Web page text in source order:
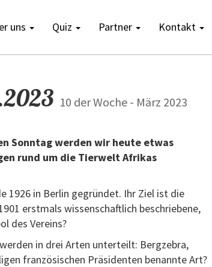
uns Quiz Partner Kontakt
10 der Woche - März 2023
Sonntag werden wir heute etwas
rund um die Tierwelt Afrikas
1926 in Berlin gegründet. Ihr Ziel ist die
erstmals wissenschaftlich beschriebene,
des Vereins?
in drei Arten unterteilt: Bergzebra,
französischen Präsidenten benannte Art?